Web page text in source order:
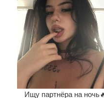
Ищу партнёра на